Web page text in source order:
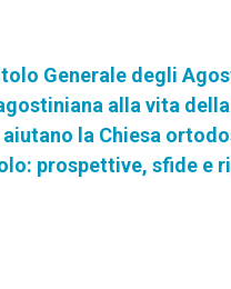
Generale degli
alla vita della
la Chiesa
prospettive, sfide e